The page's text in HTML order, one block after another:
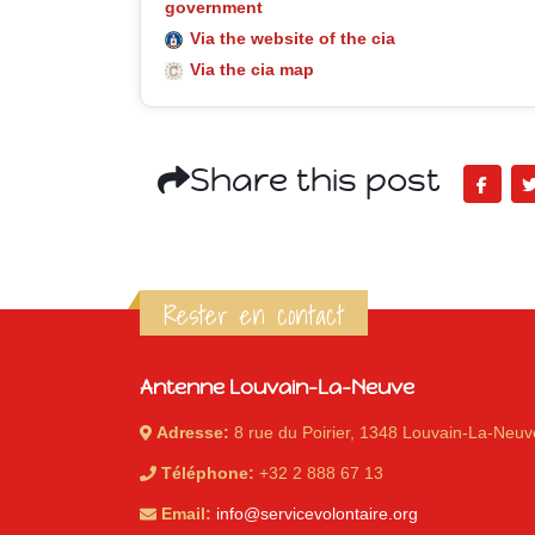
government
Via the website of the cia
Via the cia map
Share this post
Rester en contact
Antenne Louvain-La-Neuve
Adresse: 8 rue du Poirier, 1348 Louvain-La-
Téléphone: +32 2 888 67 13
Email: info@servicevolontaire.org